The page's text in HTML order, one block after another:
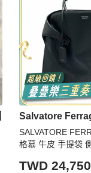
Salvatore
SALVATORE
格慕 牛皮 手提袋
TWD 24,750